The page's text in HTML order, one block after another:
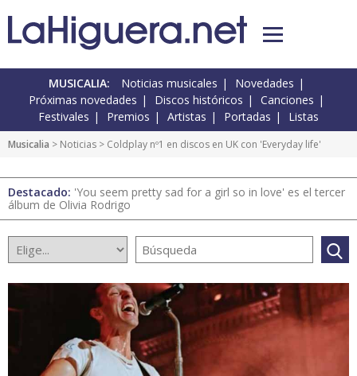
MUSICALIA: Noticias musicales
Novedades
Próximas novedades
Discos históricos
Canciones
Festivales
Premios Artistas Portadas Listas
Musicalia > Noticias > Coldplay nº1 en discos en UK con 'Everyday life'
Destacado: 'You seem pretty sad for a girl so in love' es el tercer
álbum de Olivia Rodrigo